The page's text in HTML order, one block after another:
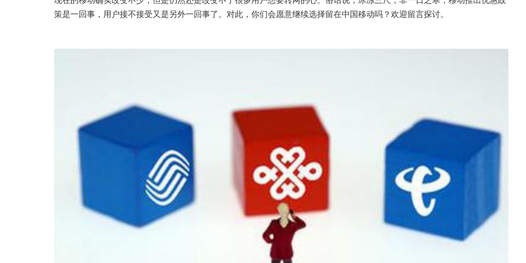
策是一回事，用户接不接受又是另外一回事了。对此，你们会愿意继续选择留在中国移动吗？欢迎留言探讨。